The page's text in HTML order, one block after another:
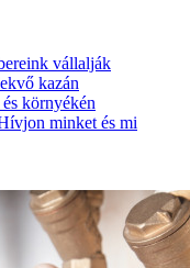
vállalják
kazán
környékén
minket és mi